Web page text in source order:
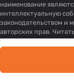
наименование
интеллектуальную
законодательством и
авторских прав.